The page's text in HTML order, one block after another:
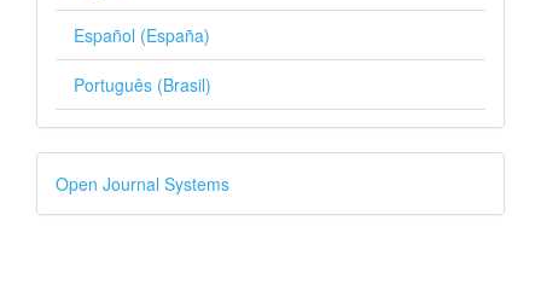
Español (España)
Português (Brasil)
Desenvolvido
por
Open Journal Systems